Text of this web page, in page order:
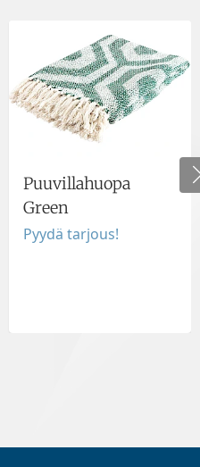
Puuvillahuopa
Green
Pyydä tarjous!